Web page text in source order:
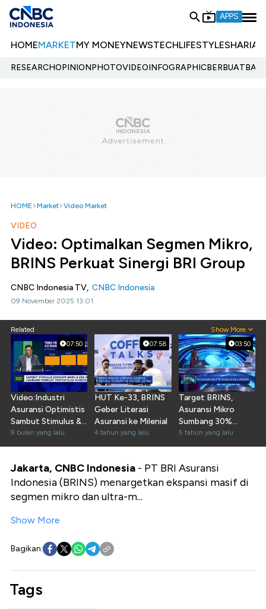
APPS
HOMEMARKETMY MONEYNEWSTECHLIFESTYLESHARIA
RESEARCHOPINIONPHOTOVIDEOINFOGRAPHIC
HOME Market Video Market
VIDEO
Video: Optimalkan Segmen Mikro,
BRINS Perkuat Sinergi BRI Group
CNBC Indonesia TV, CNBC Indonesia
09 November 2025 13:01
Related Show More
07:50
Video:Industri
Asuransi Optimistis
Sambut Stimulus &
Tren Bunga Rendah
9 bulan yang lalu
07:58
HUT Ke-33, BRINS
Geber Literasi
Asuransi ke Milenial
4 tahun yang lalu
03:50
Target BRINS,
Asuransi Mikro
Sumbang 30%
Pendapatan Premi
5 tahun yang lalu
Jakarta, CNBC Indonesia - PT BRI Asuransi
Indonesia (BRINS) menargetkan ekspansi masif di
segmen mikro dan ultra-m...
Show More
Bagikan:
Tags